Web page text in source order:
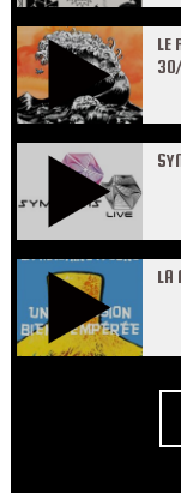
LE
LA